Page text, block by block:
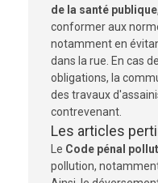
de la santé publique
conformer aux
notamment en
dans la rue. En cas
obligations, la
des travaux
contrevenant.
Les articles
Le Code pénal
pollution,